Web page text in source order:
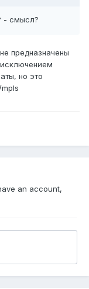
- смысл?
предназначены
но это
an account,